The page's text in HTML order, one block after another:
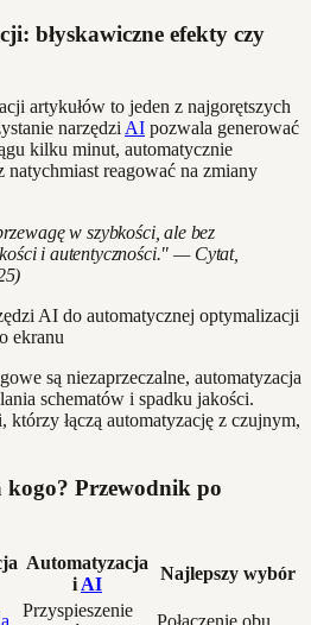
błyskawiczne efekty czy
artykułów to jeden z najgorętszych
narzędzi AI pozwala generować
kilku minut, automatycznie
natychmiast reagować na zmiany
w szybkości, ale bez
i autentyczności." — Cytat,
są niezaprzeczalne, automatyzacja
schematów i spadku jakości.
łączą automatyzację z czujnym,
Przewodnik po
Automatyzacja
iAI
Najlepszy wybór
Przyspieszenie